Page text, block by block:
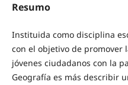
Resumo
Instituida como disciplina
con el objetivo de promover
jóvenes ciudadanos con la
Geografía es más describir